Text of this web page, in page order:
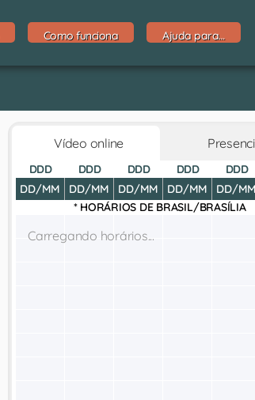
Como funciona Ajuda para…
Vídeo online
DDD
DD/MM
DDD
DD/MM
DDD
DD/MM
DDD
DD/MM
DDD
DD/MM
* HORÁRIOS DE BRASIL/BRASÍLIA
Carregando horários...